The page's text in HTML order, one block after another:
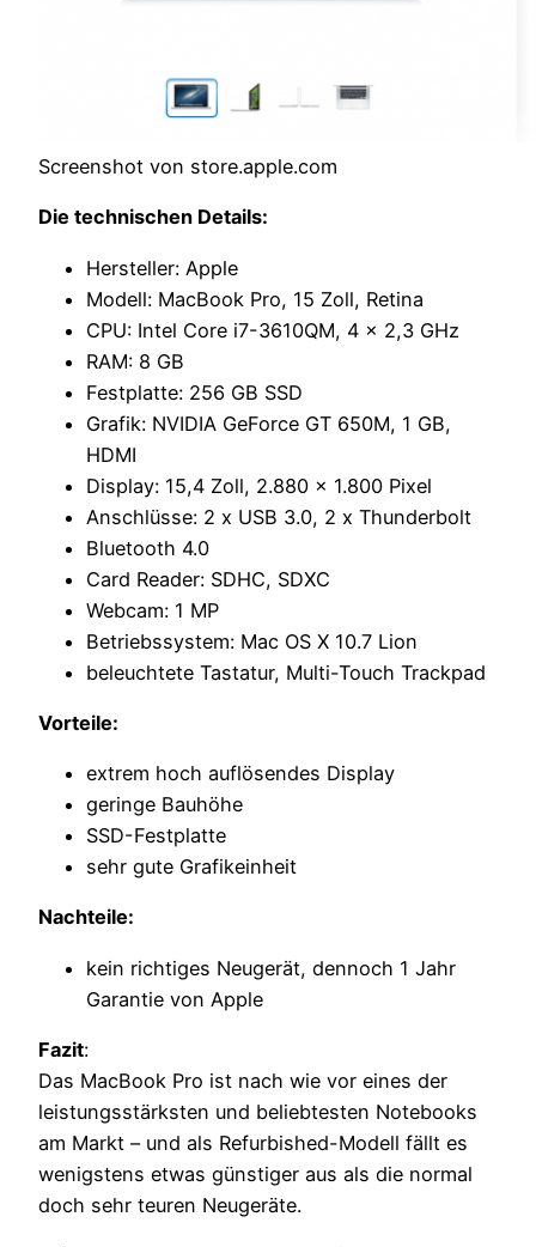
Screenshot von store.apple.com
Die technischen Details:
Hersteller: Apple
Modell: MacBook Pro, 15 Zoll, Retina
CPU: Intel Core i7-3610QM, 4 x 2,3 GHz
RAM: 8 GB
Festplatte: 256 GB SSD
Grafik: NVIDIA GeForce GT 650M, 1 GB,
HDMI
Display: 15,4 Zoll, 2.880 x 1.800 Pixel
Anschlüsse: 2 x USB 3.0, 2 x Thunderbolt
Bluetooth 4.0
Card Reader: SDHC, SDXC
Webcam: 1 MP
Betriebssystem: Mac OS X 10.7 Lion
beleuchtete Tastatur, Multi-Touch Trackpad
Vorteile:
extrem hoch auflösendes Display
geringe Bauhöhe
SSD-Festplatte
sehr gute Grafikeinheit
Nachteile:
kein richtiges Neugerät, dennoch 1 Jahr
Garantie von Apple
Fazit:
Das MacBook Pro ist nach wie vor eines der
leistungsstärksten und beliebtesten Notebooks
am Markt – und als Refurbished-Modell fällt es
wenigstens etwas günstiger aus als die normal
doch sehr teuren Neugeräte.